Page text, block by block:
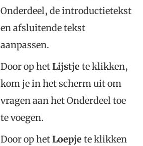
Onderdeel, de introductietekst
en afsluitende tekst
aanpassen.
Door op hetLijstjete klikken,
kom je in het scherm uit om
vragen aan het Onderdeel toe
te voegen.
Door op hetLoepjete klikken